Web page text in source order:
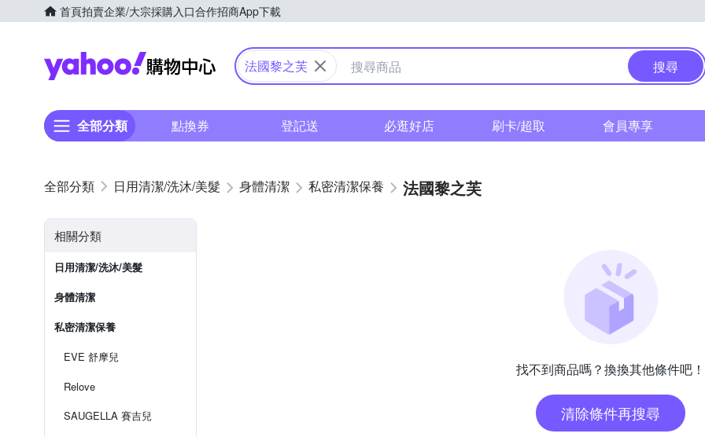
首頁拍賣企業/大宗採購入口合作招商App下載
Yahoo購物中心
法國黎之芙 搜尋
全部分類 點換券 登記送 必逛好店 刷卡/超取 會員專享
日用清潔/洗沐/美髮 身體清潔 私密清潔保養 法國黎之芙
相關分類
日用清潔/洗沐/美髮
身體清潔
私密清潔保養
EVE 舒摩兒
Relove
SAUGELLA 賽吉兒
找不到商品嗎？換換其他條件吧！
清除條件再搜尋